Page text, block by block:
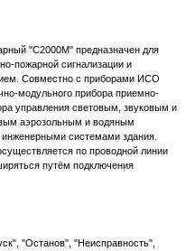
"С2000М" предназначен для
пожарной сигнализации и
Совместно с приборами ИСО
модульного прибора приемно-
управления световым, звуковым и
аэрозольным и водяным
системами здания.
по проводной линии
путём подключения
"Останов", "Неисправность",